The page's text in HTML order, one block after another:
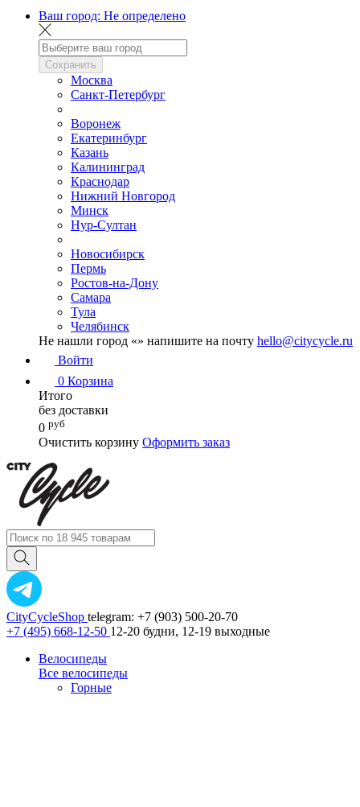
Ваш город: Не определено
Сохранить
Москва
Санкт-Петербург
Воронеж
Екатеринбург
Казань
Калининград
Краснодар
Нижний Новгород
Минск
Нур-Султан
Новосибирск
Пермь
Ростов-на-Дону
Самара
Тула
Челябинск
Не нашли город «» напишите на почту hello@citycycle.ru
Войти
0 Корзина
Итого
без доставки
0 руб
Очистить корзину Оформить заказ
CityCycleShop telegram: +7 (903) 500-20-70
+7 (495) 668-12-50 12-20 будни, 12-19 выходные
Велосипеды
Все велосипеды
Горные